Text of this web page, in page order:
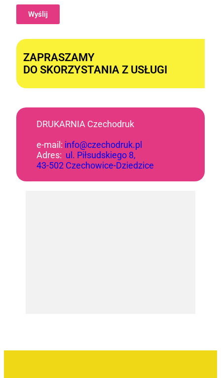
Wyślij
ZAPRASZAMY
DO SKORZYSTANIA Z USŁUGI
DRUKARNIA Czechodruk
e-mail: info@czechodruk.pl
Adres: ul. Piłsudskiego 8,
43-502 Czechowice-Dziedzice